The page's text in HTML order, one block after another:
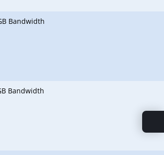
Bandwidth
Bandwidth